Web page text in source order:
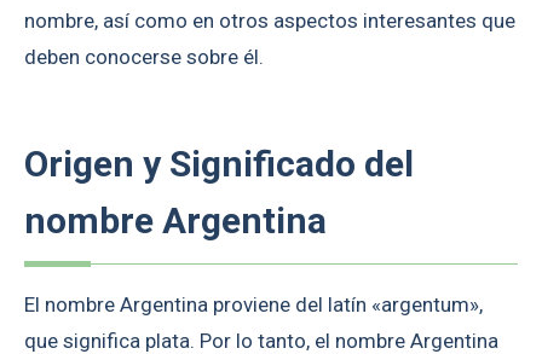
nombre, así como en otros aspectos interesantes que
deben conocerse sobre él.
Origen y Significado del
nombre Argentina
El nombre Argentina proviene del latín «argentum»,
que significa plata. Por lo tanto, el nombre Argentina